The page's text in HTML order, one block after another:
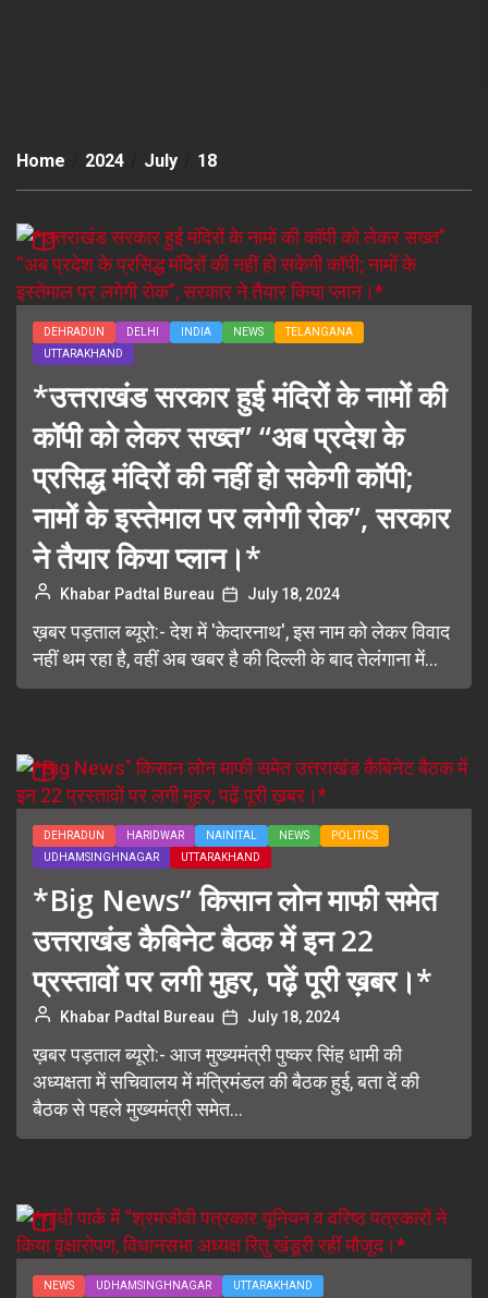
Home 2024 July 18
DEHRADUN DELHI INDIA NEWS
TELANGANA
UTTARAKHAND
*उत्तराखंड सरकार हुई मंदिरों के नामों की
कॉपी को लेकर सख्त” “अब प्रदेश के
प्रसिद्ध मंदिरों की नहीं हो सकेगी कॉपी;
नामों के इस्तेमाल पर लगेगी रोक”, सरकार
ने तैयार किया प्लान।*
Khabar Padtal Bureau July 18, 2024
ख़बर पड़ताल ब्यूरो:- देश में 'केदारनाथ', इस नाम को लेकर विवाद
नहीं थम रहा है, वहीं अब खबर है की दिल्ली के बाद तेलंगाना में...
DEHRADUN HARIDWAR NAINITAL NEWS
POLITICS
UDHAMSINGHNAGAR
UTTARAKHAND
*Big News” किसान लोन माफी समेत
उत्तराखंड कैबिनेट बैठक में इन 22
प्रस्तावों पर लगी मुहर, पढ़ें पूरी ख़बर।*
Khabar Padtal Bureau July 18, 2024
ख़बर पड़ताल ब्यूरो:- आज मुख्यमंत्री पुष्कर सिंह धामी की
अध्यक्षता में सचिवालय में मंत्रिमंडल की बैठक हुई, बता दें की
बैठक से पहले मुख्यमंत्री समेत...
NEWS UDHAMSINGHNAGAR UTTARAKHAND